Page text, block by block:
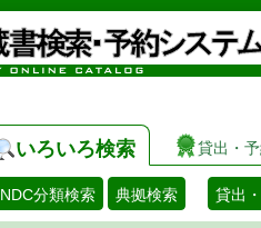
いろいろ検索 貸出・
NDC分類検索 典拠検索 貸出